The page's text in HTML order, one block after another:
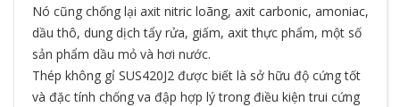
Nó cũng chống lại axit nitric loãng, axit carbonic, amoniac,
dầu thô, dung dịch tẩy rửa, giấm, axit thực phẩm, một số
sản phẩm dầu mỏ và hơi nước.
Thép không gỉ SUS420J2 được biết là sở hữu độ cứng tốt
và đặc tính chống va đập hợp lý trong điều kiện trui cứng